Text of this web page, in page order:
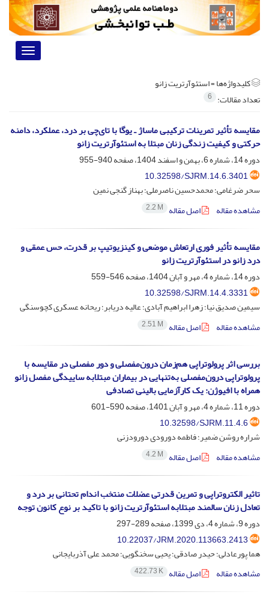
Toggle
کلیدواژه‌ها =استئوآرتریت زانو
تعداد مقالات: 6
مقایسه تأثیر تمرینات ترکیبی ماساژ ـ یوگا با تای‌چی بر درد، عملکرد، دامنه
حرکتی و کیفیت زندگی زنان مبتلا به استئوآرتریت زانو
دوره 14، شماره 6، بهمن و اسفند 1404، صفحه
940-955
10.32598/SJRM.14.6.3401
سحر ضرغامی؛ محمدحسین ناصرملی؛ بهناز گنجی نمین
مشاهده مقاله
اصل مقاله 2.2 M
مقایسه تأثیر فوری ارتعاش موضعی و کینزیوتیپ بر قدرت، حس عمقی و
درد زانو در استئوآرتریت زانو
دوره 14، شماره 4، مهر و آبان 1404، صفحه
546-559
10.32598/SJRM.14.4.3331
سیمین صدیق نیا؛ زهرا ابراهیم آبادی؛ عالیه دریابر؛ ریحانه عسکری کچوسنگی
مشاهده مقاله
اصل مقاله 2.51 M
بررسی اثر پرولوتراپی هم‌زمان درون‌مفصلی و دور مفصلی در مقایسه با
پرولوتراپی درون‌مفصلی به‌تنهایی در بیماران مبتلابه ساییدگی مفصل زانو
همراه با افیوژن: یک کارآزمایی بالینی تصادفی
دوره 11، شماره 4، مهر و آبان 1401، صفحه
590-601
10.32598/SJRM.11.4.6
شراره روشن ضمیر؛ فاطمه دورودی دورودزنی
مشاهده مقاله
اصل مقاله 4.2 M
تاثیر الکتروتراپی و تمرین قدرتی عضلات منتخب اندام تحتانی بر درد و
تعادل زنان سالمند مبتلابه استئوآرتریت زانو با تاکید بر نوع کانون توجه
دوره 9، شماره 4، دی 1399، صفحه
289-297
10.22037/JRM.2020.113663.2413
هما پورعادلی؛ حیدر صادقی؛ یحیی سخنگویی؛ محمد علی آذربایجانی
مشاهده مقاله
اصل مقاله 422.73 K